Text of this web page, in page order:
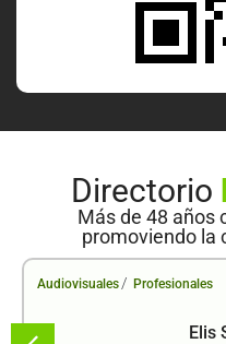
Directorio
Más de 48 años
promoviendo la
Audiovisuales / Profesionales
Elis